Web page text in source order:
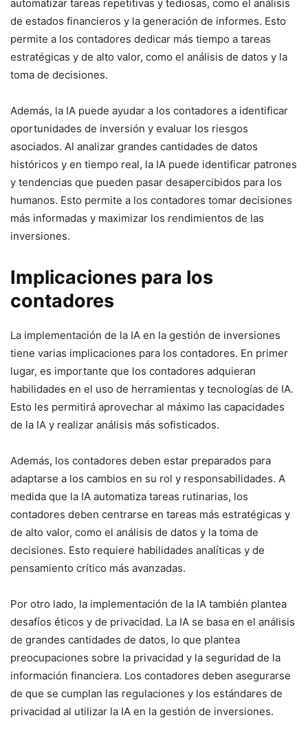
automatizar tareas repetitivas y tediosas, como el análisis
de estados financieros y la generación de informes. Esto
permite a los contadores dedicar más tiempo a tareas
estratégicas y de alto valor, como el análisis de datos y la
toma de decisiones.
Además, la IA puede ayudar a los contadores a identificar
oportunidades de inversión y evaluar los riesgos
asociados. Al analizar grandes cantidades de datos
históricos y en tiempo real, la IA puede identificar patrones
y tendencias que pueden pasar desapercibidos para los
humanos. Esto permite a los contadores tomar decisiones
más informadas y maximizar los rendimientos de las
inversiones.
Implicaciones para los
contadores
La implementación de la IA en la gestión de inversiones
tiene varias implicaciones para los contadores. En primer
lugar, es importante que los contadores adquieran
habilidades en el uso de herramientas y tecnologías de IA.
Esto les permitirá aprovechar al máximo las capacidades
de la IA y realizar análisis más sofisticados.
Además, los contadores deben estar preparados para
adaptarse a los cambios en su rol y responsabilidades. A
medida que la IA automatiza tareas rutinarias, los
contadores deben centrarse en tareas más estratégicas y
de alto valor, como el análisis de datos y la toma de
decisiones. Esto requiere habilidades analíticas y de
pensamiento crítico más avanzadas.
Por otro lado, la implementación de la IA también plantea
desafíos éticos y de privacidad. La IA se basa en el análisis
de grandes cantidades de datos, lo que plantea
preocupaciones sobre la privacidad y la seguridad de la
información financiera. Los contadores deben asegurarse
de que se cumplan las regulaciones y los estándares de
privacidad al utilizar la IA en la gestión de inversiones.